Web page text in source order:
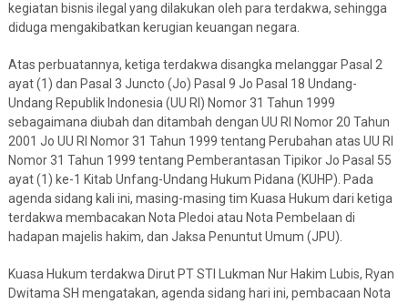
kegiatan bisnis ilegal yang dilakukan oleh para terdakwa, sehingga
diduga mengakibatkan kerugian keuangan negara.
Atas perbuatannya, ketiga terdakwa disangka melanggar Pasal 2
ayat (1) dan Pasal 3 Juncto (Jo) Pasal 9 Jo Pasal 18 Undang-
Undang Republik Indonesia (UU RI) Nomor 31 Tahun 1999
sebagaimana diubah dan ditambah dengan UU RI Nomor 20 Tahun
2001 Jo UU RI Nomor 31 Tahun 1999 tentang Perubahan atas UU RI
Nomor 31 Tahun 1999 tentang Pemberantasan Tipikor Jo Pasal 55
ayat (1) ke-1 Kitab Unfang-Undang Hukum Pidana (KUHP). Pada
agenda sidang kali ini, masing-masing tim Kuasa Hukum dari ketiga
terdakwa membacakan Nota Pledoi atau Nota Pembelaan di
hadapan majelis hakim, dan Jaksa Penuntut Umum (JPU).
Kuasa Hukum terdakwa Dirut PT STI Lukman Nur Hakim Lubis, Ryan
Dwitama SH mengatakan, agenda sidang hari ini, pembacaan Nota